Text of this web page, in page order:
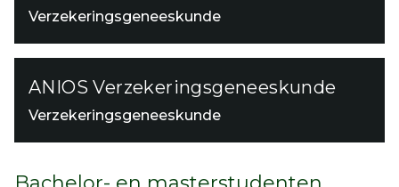
Verzekeringsgeneeskunde
ANIOS Verzekeringsgeneeskunde
Verzekeringsgeneeskunde